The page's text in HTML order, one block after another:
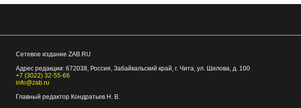
Сетевое издание ZAB.RU
Адрес редакции: 672038, Россия, Забайкальский край, г. Чита, ул. Шилова, д. 100
+7 (3022) 32-55-66
info@zab.ru
Главный редактор Кондратьев Н. В.